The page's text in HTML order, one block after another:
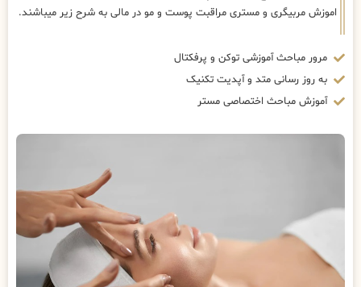
اموزش مربیگری و مستری مراقبت پوست و مو در مالی به شرح زیر میباشند.
مرور مباحث آموزشی توکن و پرفکتال
به روز رسانی متد و آپدیت تکنیک
آموزش مباحث اختصاصی مستر